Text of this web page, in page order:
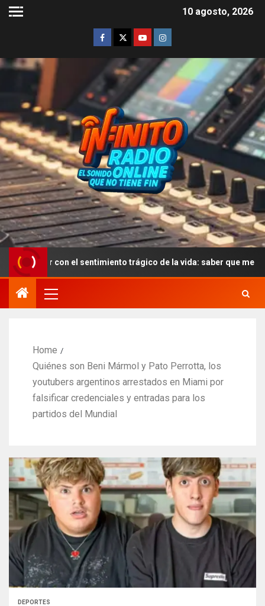
10 agosto, 2026
con el sentimiento trágico de la vida: saber que me voy a morir
Home
Quiénes son Beni Mármol y Pato Perrotta, los
youtubers argentinos arrestados en Miami por
falsificar credenciales y entradas para los
partidos del Mundial
DEPORTES